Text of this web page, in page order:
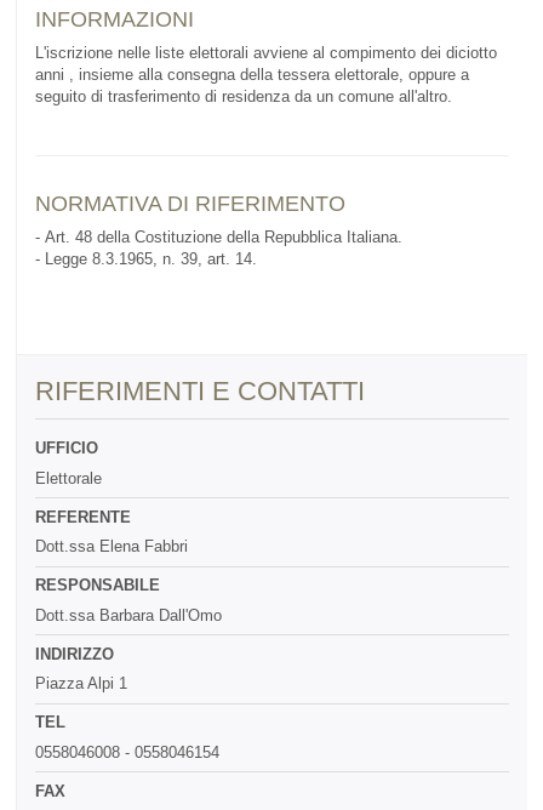
INFORMAZIONI
L'iscrizione nelle liste elettorali avviene al compimento dei diciotto
anni , insieme alla consegna della tessera elettorale, oppure a
seguito di trasferimento di residenza da un comune all'altro.
NORMATIVA DI RIFERIMENTO
- Art. 48 della Costituzione della Repubblica Italiana.
- Legge 8.3.1965, n. 39, art. 14.
RIFERIMENTI E CONTATTI
UFFICIO
Elettorale
REFERENTE
Dott.ssa Elena Fabbri
RESPONSABILE
Dott.ssa Barbara Dall'Omo
INDIRIZZO
Piazza Alpi 1
TEL
0558046008 - 0558046154
FAX